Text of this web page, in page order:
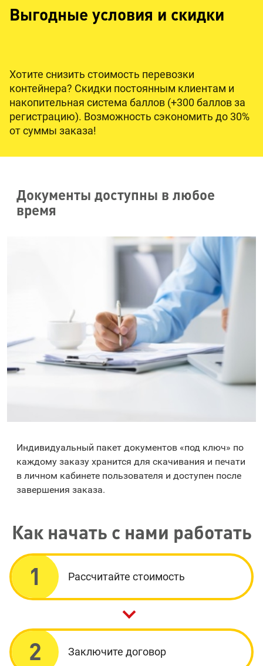
Выгодные условия и скидки
Хотите снизить стоимость перевозки
контейнера? Скидки постоянным клиентам и
накопительная система баллов (+300 баллов за
регистрацию). Возможность сэкономить до 30%
от суммы заказа!
Документы доступны в любое
время
Индивидуальный пакет документов «под ключ» по
каждому заказу хранится для скачивания и печати
в личном кабинете пользователя и доступен после
завершения заказа.
Как начать с нами работать
1 Рассчитайте стоимость
2 Заключите договор